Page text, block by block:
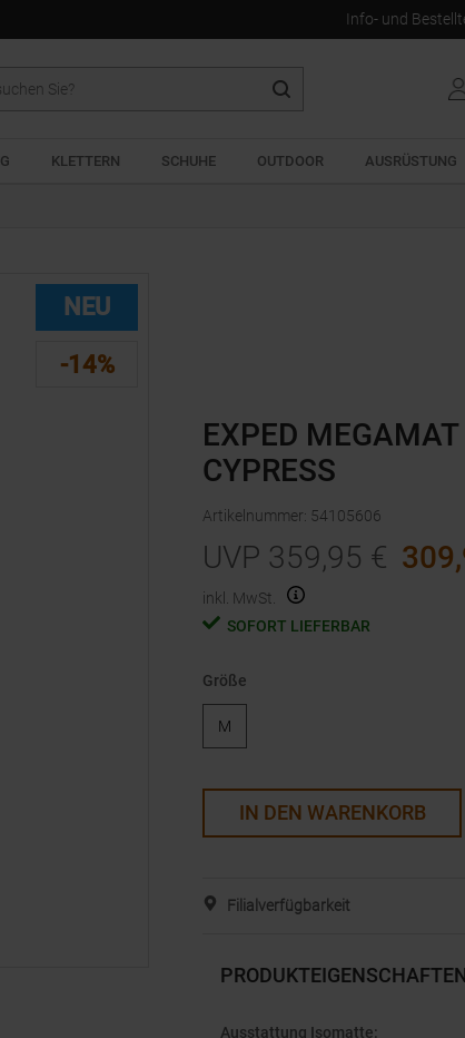
Info- und
KLETTERN SCHUHE OUTDOOR AUSRÜSTUNG
NEU
-14%
EXPED
CYPRESS
Artikelnummer: 54105606
UVP 359,95 €
inkl. MwSt.
SOFORT LIEFERBAR
Größe
M
IN DEN WARENKORB
Filialverfügbarkeit
Ausstattung Isomatte: